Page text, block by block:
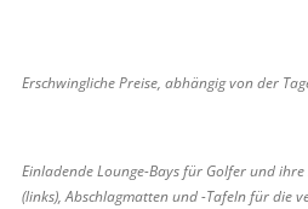
Erschwingliche Preise, abhängig von der
Einladende Lounge-Bays für Golfer und
(links), Abschlagmatten und -Tafeln für die